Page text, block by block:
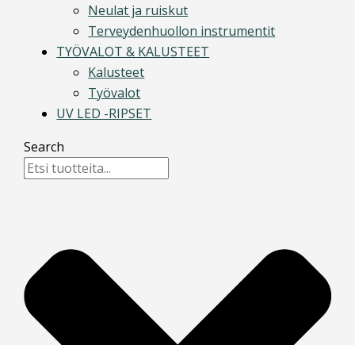
Neulat ja ruiskut
Terveydenhuollon instrumentit
TYÖVALOT & KALUSTEET
Kalusteet
Työvalot
UV LED -RIPSET
Search